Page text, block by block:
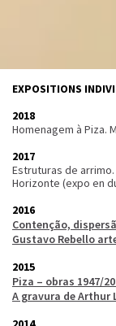
EXPOSITIONS
2018
Homenagem à Piza.
2017
Estruturas de
Horizonte (expo en
2016
Contenção,
Gustavo Rebello
2015
Piza – obras 1947/
A gravura de Arthur